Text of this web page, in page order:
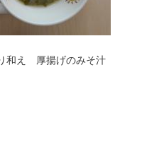
和え 厚揚げのみそ汁